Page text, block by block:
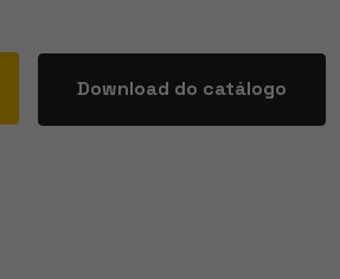
Download do catálogo